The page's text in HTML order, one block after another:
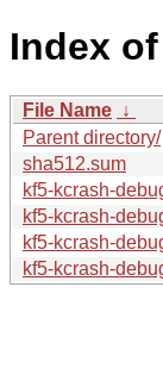
Index
File Name ↓
Parent directory/
sha512.sum
kf5-kcrash-
kf5-kcrash-
kf5-kcrash-
kf5-kcrash-